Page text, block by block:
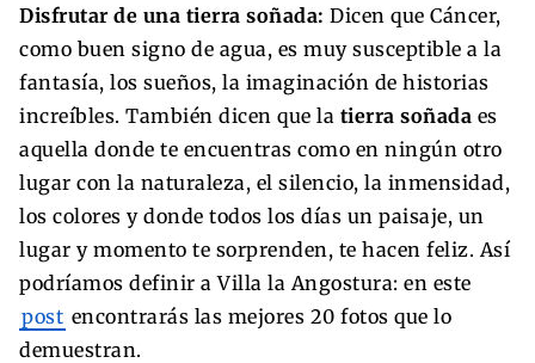
Disfrutar de una tierra soñada: Dicen que Cáncer,
como buen signo de agua, es muy susceptible a la
fantasía, los sueños, la imaginación de historias
increíbles. También dicen que la tierra soñada es
aquella donde te encuentras como en ningún otro
lugar con la naturaleza, el silencio, la inmensidad,
los colores y donde todos los días un paisaje, un
lugar y momento te sorprenden, te hacen feliz. Así
podríamos definir a Villa la Angostura: en este
post encontrarás las mejores 20 fotos que lo
demuestran.